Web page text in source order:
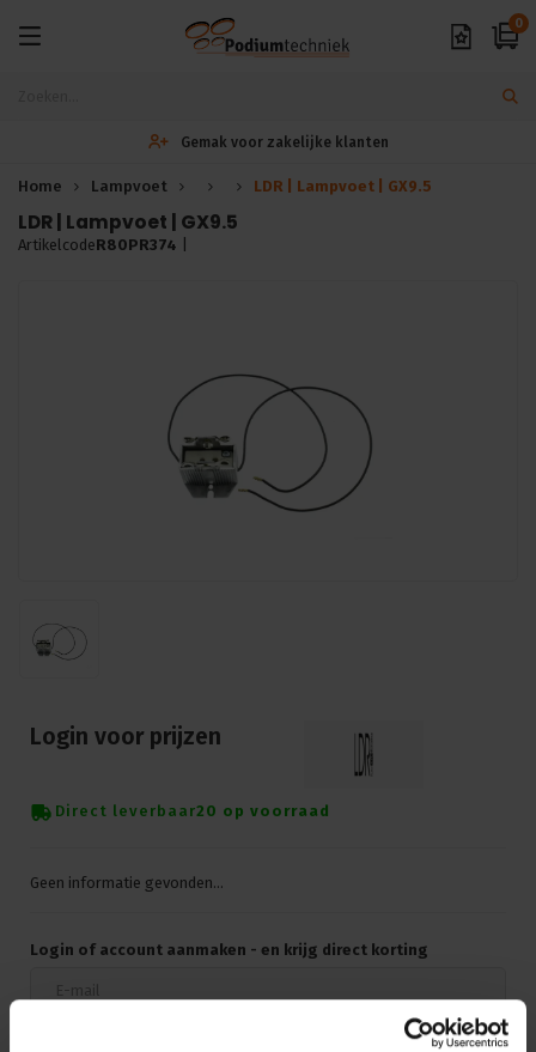
0
Gemak voor zakelijke klanten
Home Lampvoet LDR | Lampvoet | GX9.5
LDR | Lampvoet | GX9.5
ArtikelcodeR80PR374
Login voor prijzen
Direct leverbaar20 op voorraad
Geen informatie gevonden...
Login of account aanmaken - en krijg direct korting